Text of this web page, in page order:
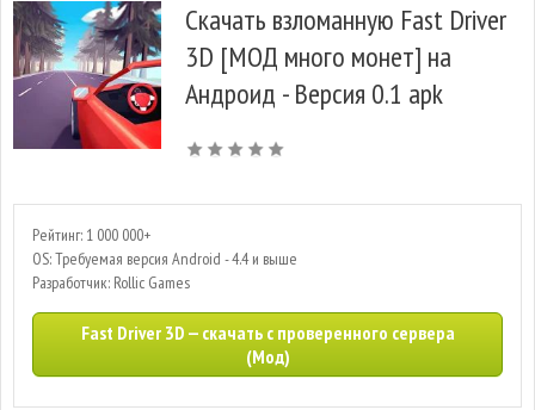
Скачать взломанную Fast Driver
3D [МОД много монет] на
Андроид - Версия 0.1 apk
Рейтинг: 1 000 000+
OS: Требуемая версия Android - 4.4 и выше
Разработчик: Rollic Games
Fast Driver 3D — скачать с проверенного сервера
(Мод)